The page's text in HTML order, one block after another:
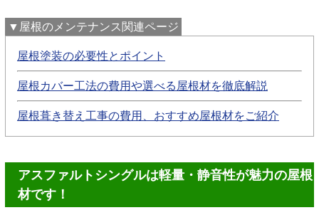
▼屋根のメンテナンス関連ページ
屋根塗装の必要性とポイント
屋根カバー工法の費用や選べる屋根材を徹底解説
屋根葺き替え工事の費用、おすすめ屋根材をご紹介
アスファルトシングルは軽量・静音性が魅力の屋根
材です！